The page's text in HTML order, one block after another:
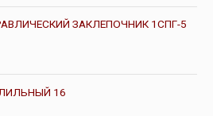
ЗАКЛЕПОЧНИК 1СПГ-5
16